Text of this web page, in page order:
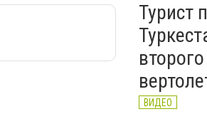
Турист
ВИДЕО